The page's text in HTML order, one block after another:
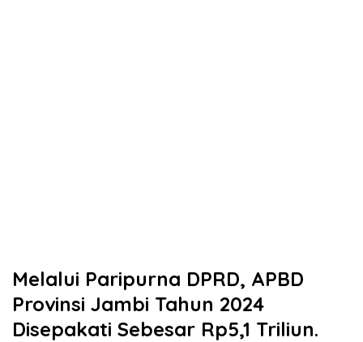
Melalui Paripurna DPRD, APBD
Provinsi Jambi Tahun 2024
Disepakati Sebesar Rp5,1 Triliun.